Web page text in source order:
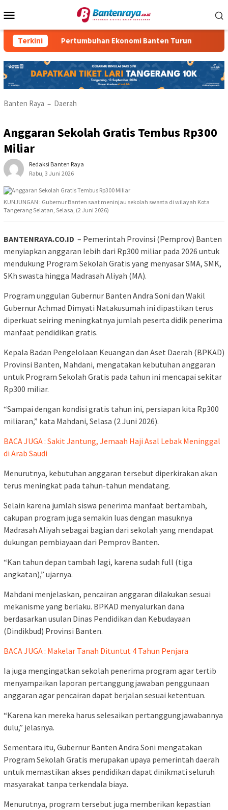
ke
Mobile
TerkiniPertumbuhan Ekonomi Banten Turun
Banten Raya – Daerah
Anggaran Sekolah Gratis Tembus Rp300
Miliar
Redaksi Banten Raya
Rabu, 3 Juni 2026
KUNJUNGAN : Gubernur Banten saat meninjau sekolah swasta di wilayah Kota
Tangerang Selatan, Selasa, (2 Juni 2026)
BANTENRAYA.CO.ID – Pemerintah Provinsi (Pemprov) Banten
menyiapkan anggaran lebih dari Rp300 miliar pada 2026 untuk
mendukung Program Sekolah Gratis yang menyasar SMA, SMK,
SKh swasta hingga Madrasah Aliyah (MA).
Program unggulan Gubernur Banten Andra Soni dan Wakil
Gubernur Achmad Dimyati Natakusumah ini dipastikan terus
diperkuat seiring meningkatnya jumlah peserta didik penerima
manfaat pendidikan gratis.
Kepala Badan Pengelolaan Keuangan dan Aset Daerah (BPKAD)
Provinsi Banten, Mahdani, mengatakan kebutuhan anggaran
untuk Program Sekolah Gratis pada tahun ini mencapai sekitar
Rp300 miliar.
“Sampai dengan kondisi gratis tahun ini, persiapan kita Rp300
miliaran,” kata Mahdani, Selasa (2 Juni 2026).
BACA JUGA : Sakit Jantung, Jemaah Haji Asal Lebak Meninggal
di Arab Saudi
Menurutnya, kebutuhan anggaran tersebut diperkirakan akan
terus meningkat pada tahun-tahun mendatang.
Selain karena jumlah siswa penerima manfaat bertambah,
cakupan program juga semakin luas dengan masuknya
Madrasah Aliyah sebagai bagian dari sekolah yang mendapat
dukungan pembiayaan dari Pemprov Banten.
“Kan tahun depan tambah lagi, karena sudah full (tiga
angkatan),” ujarnya.
Mahdani menjelaskan, pencairan anggaran dilakukan sesuai
mekanisme yang berlaku. BPKAD menyalurkan dana
berdasarkan usulan Dinas Pendidikan dan Kebudayaan
(Dindikbud) Provinsi Banten.
BACA JUGA : Makelar Tanah Dituntut 4 Tahun Penjara
Ia juga mengingatkan sekolah penerima program agar tertib
menyampaikan laporan pertanggungjawaban penggunaan
anggaran agar pencairan dapat berjalan sesuai ketentuan.
“Karena kan mereka harus selesaikan pertanggungjawabannya
dulu,” jelasnya.
Sementara itu, Gubernur Banten Andra Soni mengatakan
Program Sekolah Gratis merupakan upaya pemerintah daerah
untuk memastikan akses pendidikan dapat dinikmati seluruh
masyarakat tanpa terkendala biaya.
Menurutnya, program tersebut juga memberikan kepastian